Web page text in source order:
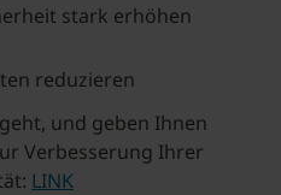
stark erhöhen
reduzieren
und geben Ihnen
Verbesserung Ihrer
LINK